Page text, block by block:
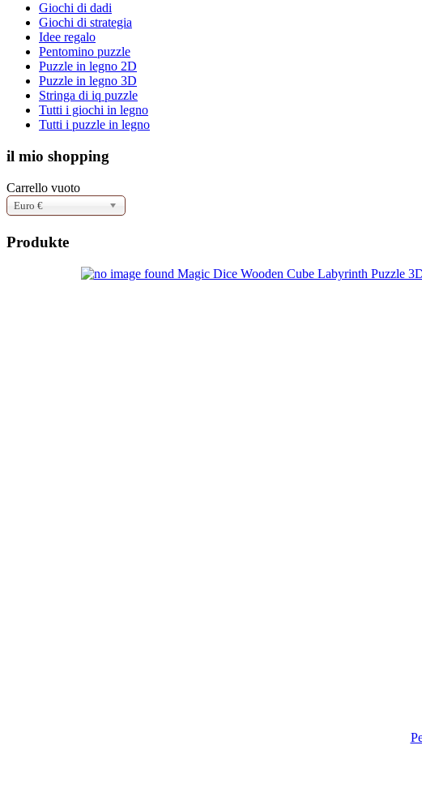
Giochi di dadi
Giochi di strategia
Idee regalo
Pentomino puzzle
Puzzle in legno 2D
Puzzle in legno 3D
Stringa di iq puzzle
Tutti i giochi in legno
Tutti i puzzle in legno
il mio shopping
Carrello vuoto
Euro €
Produkte